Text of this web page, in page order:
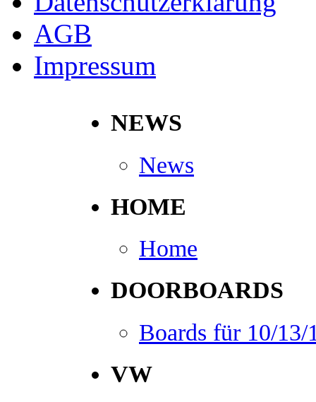
AGB
Impressum
NEWS
News
HOME
Home
DOORBOARDS
Boards für 10/13/
VW